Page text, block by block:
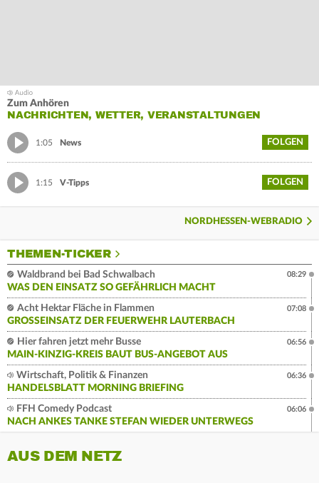
Zum Anhören
NACHRICHTEN, WETTER, VERANSTALTUNGEN
1:05 News FOLGEN
1:15 V-Tipps FOLGEN
NORDHESSEN-WEBRADIO
THEMEN-TICKER
Waldbrand bei Bad Schwalbach
WAS DEN EINSATZ SO GEFÄHRLICH MACHT
08:29
Acht Hektar Fläche in Flammen
GROSSEINSATZ DER FEUERWEHR LAUTERBACH
07:08
Hier fahren jetzt mehr Busse
MAIN-KINZIG-KREIS BAUT BUS-ANGEBOT AUS
06:56
Wirtschaft, Politik & Finanzen
HANDELSBLATT MORNING BRIEFING
06:36
FFH Comedy Podcast
NACH ANKES TANKE STEFAN WIEDER UNTERWEGS
06:06
AUS DEM NETZ